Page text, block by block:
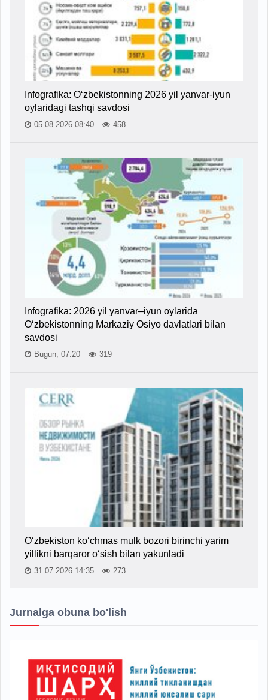
Infografika: O‘zbekistonning 2026 yil yanvar-iyun
oylaridagi tashqi savdosi
05.08.2026 08:40 458
Infografika: 2026 yil yanvar–iyun oylarida
O‘zbekistonning Markaziy Osiyo davlatlari bilan
savdosi
Bugun, 07:20 319
O‘zbekiston ko‘chmas mulk bozori birinchi yarim
yillikni barqaror o‘sish bilan yakunladi
31.07.2026 14:35 273
Jurnalga obuna bo'lish